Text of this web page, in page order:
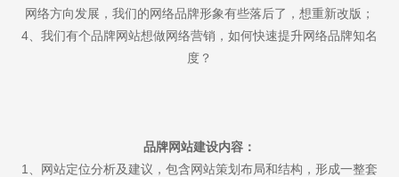
网络方向发展，我们的网络品牌形象有些落后了，想重新改版；
4、我们有个品牌网站想做网络营销，如何快速提升网络品牌知名
度？
品牌网站建设内容：
1、网站定位分析及建议，包含网站策划布局和结构，形成一整套